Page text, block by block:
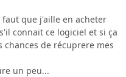
faut que j'aille en acheter
connait ce logiciel et si ça
de récuprere mes
un peu...